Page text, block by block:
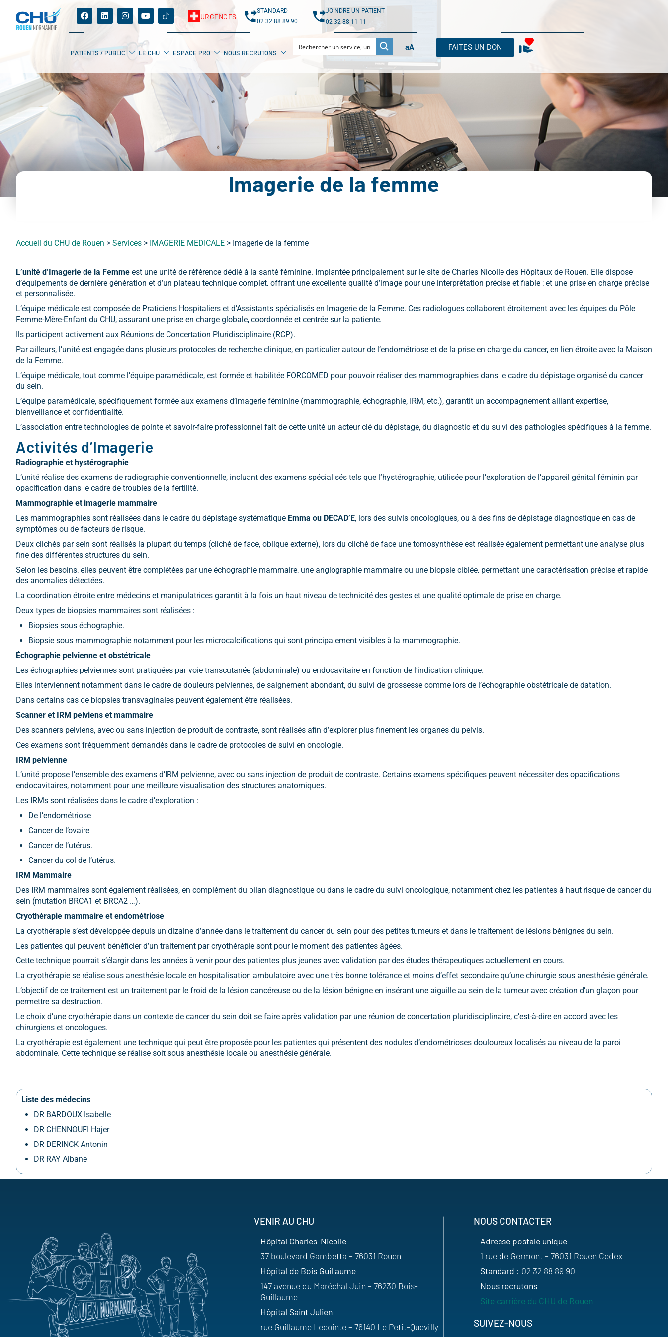
URGENCES
STANDARD
02 32 88 89 90
JOINDRE UN PATIENT
02 32 88 11 11
PATIENTS / PUBLIC LE CHU ESPACE PRO NOUS RECRUTONS
aA FAITES UN DON
Imagerie de la femme
Accueil du CHU de Rouen > Services > IMAGERIE MEDICALE > Imagerie de la femme
L’unité d’Imagerie de la Femme est une unité de référence dédié à la santé féminine. Implantée principalement sur le site de Charles Nicolle des Hôpitaux de Rouen. Elle dispose
d’équipements de dernière génération et d’un plateau technique complet, offrant une excellente qualité d’image pour une interprétation précise et fiable ; et une prise en charge précise
et personnalisée.
L’équipe médicale est composée de Praticiens Hospitaliers et d’Assistants spécialisés en Imagerie de la Femme. Ces radiologues collaborent étroitement avec les équipes du Pôle
Femme-Mère-Enfant du CHU, assurant une prise en charge globale, coordonnée et centrée sur la patiente.
Ils participent activement aux Réunions de Concertation Pluridisciplinaire (RCP).
Par ailleurs, l’unité est engagée dans plusieurs protocoles de recherche clinique, en particulier autour de l’endométriose et de la prise en charge du cancer, en lien étroite avec la Maison
de la Femme.
L’équipe médicale, tout comme l’équipe paramédicale, est formée et habilitée FORCOMED pour pouvoir réaliser des mammographies dans le cadre du dépistage organisé du cancer
du sein.
L’équipe paramédicale, spécifiquement formée aux examens d’imagerie féminine (mammographie, échographie, IRM, etc.), garantit un accompagnement alliant expertise,
bienveillance et confidentialité.
L’association entre technologies de pointe et savoir-faire professionnel fait de cette unité un acteur clé du dépistage, du diagnostic et du suivi des pathologies spécifiques à la femme.
Activités d’Imagerie
Radiographie et hystérographie
L’unité réalise des examens de radiographie conventionnelle, incluant des examens spécialisés tels que l’hystérographie, utilisée pour l’exploration de l’appareil génital féminin par
opacification dans le cadre de troubles de la fertilité.
Mammographie et imagerie mammaire
Les mammographies sont réalisées dans le cadre du dépistage systématique Emma ou DECAD’E, lors des suivis oncologiques, ou à des fins de dépistage diagnostique en cas de
symptômes ou de facteurs de risque.
Deux clichés par sein sont réalisés la plupart du temps (cliché de face, oblique externe), lors du cliché de face une tomosynthèse est réalisée également permettant une analyse plus
fine des différentes structures du sein.
Selon les besoins, elles peuvent être complétées par une échographie mammaire, une angiographie mammaire ou une biopsie ciblée, permettant une caractérisation précise et rapide
des anomalies détectées.
La coordination étroite entre médecins et manipulatrices garantit à la fois un haut niveau de technicité des gestes et une qualité optimale de prise en charge.
Deux types de biopsies mammaires sont réalisées :
Biopsies sous échographie.
Biopsie sous mammographie notamment pour les microcalcifications qui sont principalement visibles à la mammographie.
Échographie pelvienne et obstétricale
Les échographies pelviennes sont pratiquées par voie transcutanée (abdominale) ou endocavitaire en fonction de l’indication clinique.
Elles interviennent notamment dans le cadre de douleurs pelviennes, de saignement abondant, du suivi de grossesse comme lors de l’échographie obstétricale de datation.
Dans certains cas de biopsies transvaginales peuvent également être réalisées.
Scanner et IRM pelviens et mammaire
Des scanners pelviens, avec ou sans injection de produit de contraste, sont réalisés afin d’explorer plus finement les organes du pelvis.
Ces examens sont fréquemment demandés dans le cadre de protocoles de suivi en oncologie.
IRM pelvienne
L’unité propose l’ensemble des examens d’IRM pelvienne, avec ou sans injection de produit de contraste. Certains examens spécifiques peuvent nécessiter des opacifications
endocavitaires, notamment pour une meilleure visualisation des structures anatomiques.
Les IRMs sont réalisées dans le cadre d’exploration :
De l’endométriose
Cancer de l’ovaire
Cancer de l’utérus.
Cancer du col de l’utérus.
IRM Mammaire
Des IRM mammaires sont également réalisées, en complément du bilan diagnostique ou dans le cadre du suivi oncologique, notamment chez les patientes à haut risque de cancer du
sein (mutation BRCA1 et BRCA2 …).
Cryothérapie mammaire et endométriose
La cryothérapie s’est développée depuis un dizaine d’année dans le traitement du cancer du sein pour des petites tumeurs et dans le traitement de lésions bénignes du sein.
Les patientes qui peuvent bénéficier d’un traitement par cryothérapie sont pour le moment des patientes âgées.
Cette technique pourrait s’élargir dans les années à venir pour des patientes plus jeunes avec validation par des études thérapeutiques actuellement en cours.
La cryothérapie se réalise sous anesthésie locale en hospitalisation ambulatoire avec une très bonne tolérance et moins d’effet secondaire qu’une chirurgie sous anesthésie générale.
L’objectif de ce traitement est un traitement par le froid de la lésion cancéreuse ou de la lésion bénigne en insérant une aiguille au sein de la tumeur avec création d’un glaçon pour
permettre sa destruction.
Le choix d’une cryothérapie dans un contexte de cancer du sein doit se faire après validation par une réunion de concertation pluridisciplinaire, c’est-à-dire en accord avec les
chirurgiens et oncologues.
La cryothérapie est également une technique qui peut être proposée pour les patientes qui présentent des nodules d’endométrioses douloureux localisés au niveau de la paroi
abdominale. Cette technique se réalise soit sous anesthésie locale ou anesthésie générale.
Liste des médecins
DR BARDOUX Isabelle
DR CHENNOUFI Hajer
DR DERINCK Antonin
DR RAY Albane
VENIR AU CHU
Hôpital Charles-Nicolle
37 boulevard Gambetta – 76031 Rouen
Hôpital de Bois Guillaume
147 avenue du Maréchal Juin – 76230 Bois-
Guillaume
Hôpital Saint Julien
rue Guillaume Lecointe – 76140 Le Petit-Quevilly
NOUS CONTACTER
Adresse postale unique
1 rue de Germont – 76031 Rouen Cedex
Standard : 02 32 88 89 90
Nous recrutons
Site carrière du CHU de Rouen
SUIVEZ-NOUS